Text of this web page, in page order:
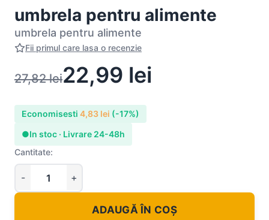
umbrela pentru alimente
umbrela pentru alimente
Fii primul care lasa o recenzie
27,82lei22,99 lei
Economisesti 4,83 lei (-17%)
●In stoc · Livrare 24-48h
Cantitate:
ADAUGĂ ÎN COȘ